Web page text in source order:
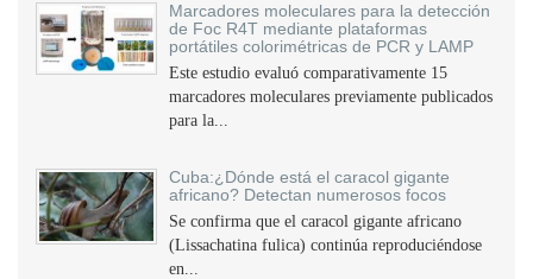
Marcadores moleculares para la detección
de Foc R4T mediante plataformas
portátiles colorimétricas de PCR y LAMP
Este estudio evaluó comparativamente 15
marcadores moleculares previamente publicados
para la...
Cuba:¿Dónde está el caracol gigante
africano? Detectan numerosos focos
Se confirma que el caracol gigante africano
(Lissachatina fulica) continúa reproduciéndose
en...